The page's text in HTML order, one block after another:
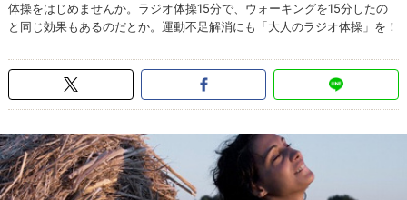
体操をはじめませんか。ラジオ体操15分で、ウォーキングを15分したの
と同じ効果もあるのだとか。運動不足解消にも「大人のラジオ体操」を！